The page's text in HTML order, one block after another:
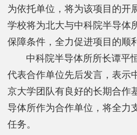
学
生
工
招
贤
纳
为依托单位，将为该项目的开
学校将为北大与中科院半导体
保障条件，全力促进项目的顺
中科院半导体所所长谭平
代表合作单位先后发言，表示
京大学团队有良好的长期合作
导体所作为合作单位，将全力
任务。